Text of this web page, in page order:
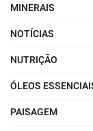
MINERAIS
NOTÍCIAS
NUTRIÇÃO
ÓLEOS
PAISAGEM